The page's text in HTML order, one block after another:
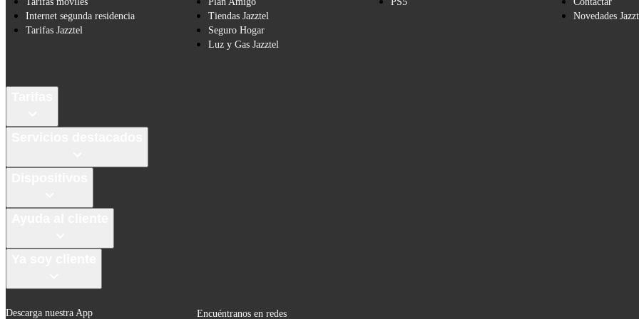
Internet segunda residencia
Tarifas Jazztel
Tiendas Jazztel
Seguro Hogar
Luz y Gas Jazztel
Novedades
Descarga nuestra App Encuéntranos en redes